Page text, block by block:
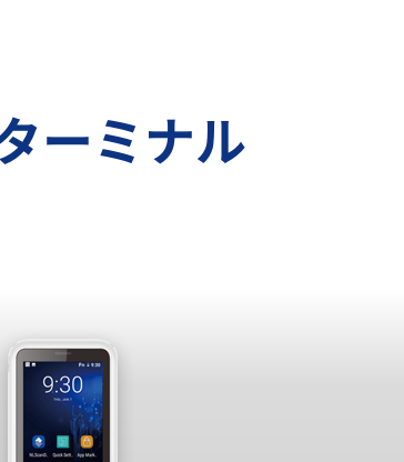
ーミナル